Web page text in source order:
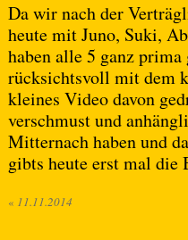
Da wir nach der
heute mit Juno, Suki,
haben alle 5 ganz
rücksichtsvoll mit dem
kleines Video davon
verschmust und
Mitternach haben und
gibts heute erst mal
« 11.11.2014